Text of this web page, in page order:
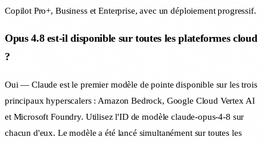
Copilot Pro+, Business et Enterprise, avec un déploiement progressif.
Opus 4.8 est-il disponible sur toutes les plateformes cloud
?
Oui — Claude est le premier modèle de pointe disponible sur les trois
principaux hyperscalers : Amazon Bedrock, Google Cloud Vertex AI
et Microsoft Foundry. Utilisez l'ID de modèle claude-opus-4-8 sur
chacun d'eux. Le modèle a été lancé simultanément sur toutes les